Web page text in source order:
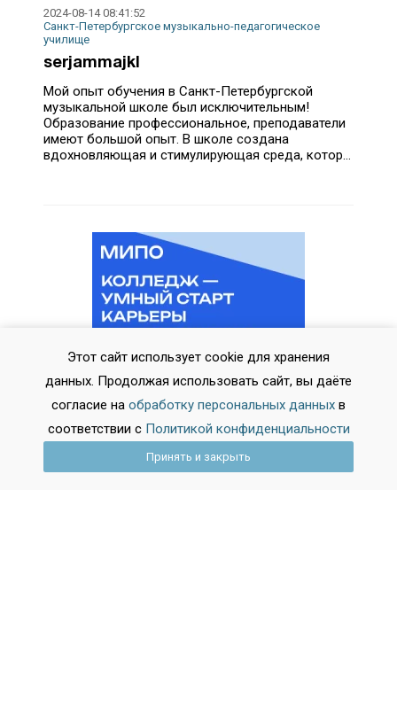
2024-08-14 08:41:52
Санкт-Петербургское музыкально-педагогическое
училище
serjammajkl
Мой опыт обучения в Санкт-Петербургской
музыкальной школе был исключительным!
Образование профессиональное, преподаватели
имеют большой опыт. В школе создана
вдохновляющая и стимулирующая среда, котор...
Этот сайт использует cookie для хранения
данных. Продолжая использовать сайт, вы даёте
согласие на обработку персональных данных в
соответствии с Политикой конфиденциальности
Принять и закрыть